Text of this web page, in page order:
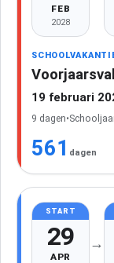
FEB
2028
19 februari
9 dagen•
561 dagen
START
29
APR
→